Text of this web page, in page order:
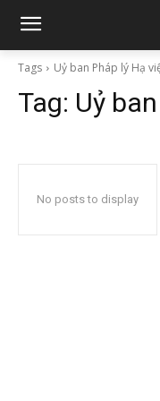
Tags Uỷ ban Pháp lý Hạ
Tag: Uỷ
No posts to display